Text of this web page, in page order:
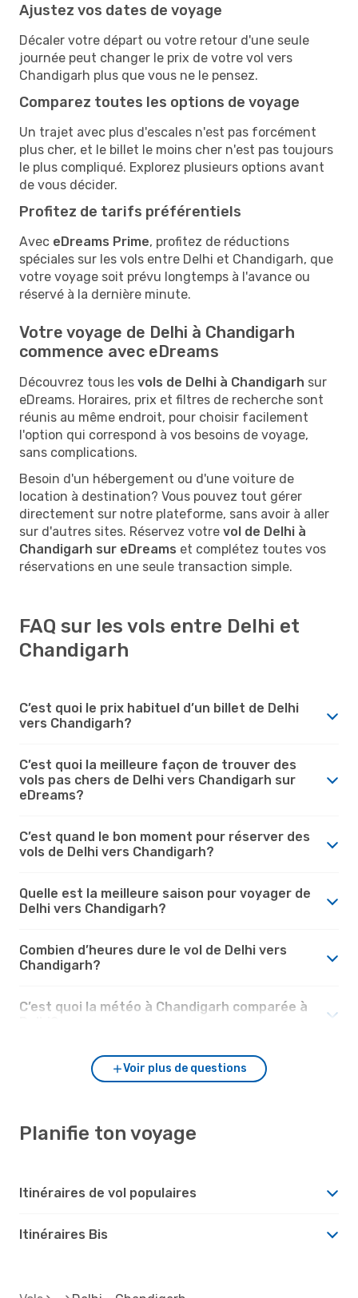
Ajustez vos dates de voyage
Décaler votre départ ou votre retour d'une seule
journée peut changer le prix de votre vol vers
Chandigarh plus que vous ne le pensez.
Comparez toutes les options de voyage
Un trajet avec plus d'escales n'est pas forcément
plus cher, et le billet le moins cher n'est pas toujours
le plus compliqué. Explorez plusieurs options avant
de vous décider.
Profitez de tarifs préférentiels
Avec eDreams Prime, profitez de réductions
spéciales sur les vols entre Delhi et Chandigarh, que
votre voyage soit prévu longtemps à l'avance ou
réservé à la dernière minute.
Votre voyage de Delhi à Chandigarh
commence avec eDreams
Découvrez tous les vols de Delhi à Chandigarh sur
eDreams. Horaires, prix et filtres de recherche sont
réunis au même endroit, pour choisir facilement
l'option qui correspond à vos besoins de voyage,
sans complications.
Besoin d'un hébergement ou d'une voiture de
location à destination? Vous pouvez tout gérer
directement sur notre plateforme, sans avoir à aller
sur d'autres sites. Réservez votre vol de Delhi à
Chandigarh sur eDreams et complétez toutes vos
réservations en une seule transaction simple.
FAQ sur les vols entre Delhi et
Chandigarh
C’est quoi le prix habituel d’un billet de Delhi
vers Chandigarh?
C’est quoi la meilleure façon de trouver des
vols pas chers de Delhi vers Chandigarh sur
eDreams?
C’est quand le bon moment pour réserver des
vols de Delhi vers Chandigarh?
Quelle est la meilleure saison pour voyager de
Delhi vers Chandigarh?
Combien d’heures dure le vol de Delhi vers
Chandigarh?
C’est quoi la météo à Chandigarh comparée à
Voir plus de questions
Planifie ton voyage
Itinéraires de vol populaires
Itinéraires Bis